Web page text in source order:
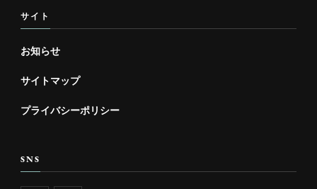
サイト
お知らせ
サイトマップ
プライバシーポリシー
SNS